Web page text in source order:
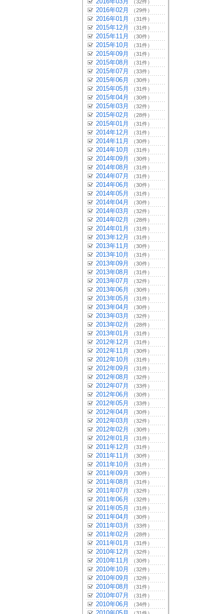
（32件）
2016年02月 （29件）
2016年01月 （31件）
2015年12月 （31件）
2015年11月 （30件）
2015年10月 （31件）
2015年09月 （31件）
2015年08月 （31件）
2015年07月 （33件）
2015年06月 （30件）
2015年05月 （31件）
2015年04月 （30件）
2015年03月 （32件）
2015年02月 （28件）
2015年01月 （31件）
2014年12月 （31件）
2014年11月 （30件）
2014年10月 （31件）
2014年09月 （30件）
2014年08月 （31件）
2014年07月 （31件）
2014年06月 （30件）
2014年05月 （31件）
2014年04月 （30件）
2014年03月 （32件）
2014年02月 （28件）
2014年01月 （31件）
2013年12月 （31件）
2013年11月 （30件）
2013年10月 （31件）
2013年09月 （30件）
2013年08月 （31件）
2013年07月 （32件）
2013年06月 （30件）
2013年05月 （31件）
2013年04月 （30件）
2013年03月 （32件）
2013年02月 （28件）
2013年01月 （31件）
2012年12月 （31件）
2012年11月 （30件）
2012年10月 （31件）
2012年09月 （31件）
2012年08月 （32件）
2012年07月 （33件）
2012年06月 （30件）
2012年05月 （33件）
2012年04月 （30件）
2012年03月 （32件）
2012年02月 （30件）
2012年01月 （31件）
2011年12月 （31件）
2011年11月 （30件）
2011年10月 （31件）
2011年09月 （30件）
2011年08月 （31件）
2011年07月 （32件）
2011年06月 （32件）
2011年05月 （31件）
2011年04月 （30件）
2011年03月 （33件）
2011年02月 （28件）
2011年01月 （31件）
2010年12月 （32件）
2010年11月 （30件）
2010年10月 （32件）
2010年09月 （32件）
2010年08月 （31件）
2010年07月 （31件）
2010年06月 （34件）